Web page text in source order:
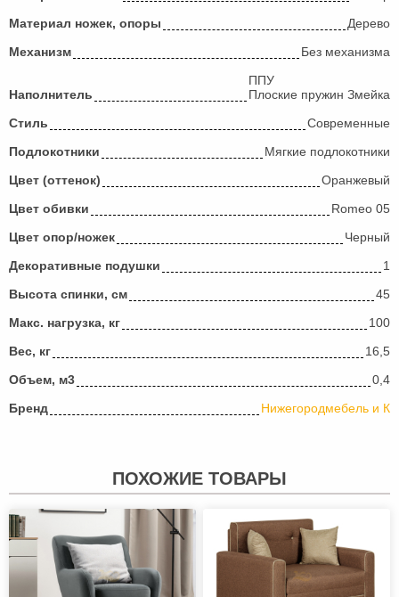
Материал ножек, опоры
Дерево
Механизм
Без механизма
Наполнитель
ППУ
Плоские пружин Змейка
Стиль
Современные
Подлокотники
Мягкие подлокотники
Цвет (оттенок)
Оранжевый
Цвет обивки
Romeo 05
Цвет опор/ножек
Черный
Декоративные подушки
1
Высота спинки, см
45
Макс. нагрузка, кг
100
Вес, кг
16,5
Объем, м3
0,4
Бренд
Нижегородмебель и К
ПОХОЖИЕ ТОВАРЫ